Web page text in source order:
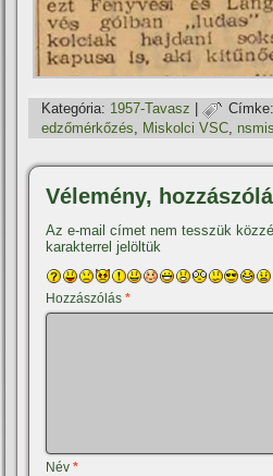
Kategória: 1957-Tavasz Címke:
edzőmérkőzés
Miskolci VSC
Vélemény,
Az e-mail címet nem tesszük közzé.
karakterrel jelöltük
Hozzászólás*
Név*